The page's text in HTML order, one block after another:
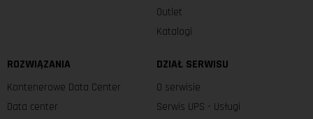
Outlet
Katalogi
ROZWIĄZANIA
Kontenerowe Data Center
Data center
DZIAŁ SERWISU
O serwisie
Serwis UPS - Usługi